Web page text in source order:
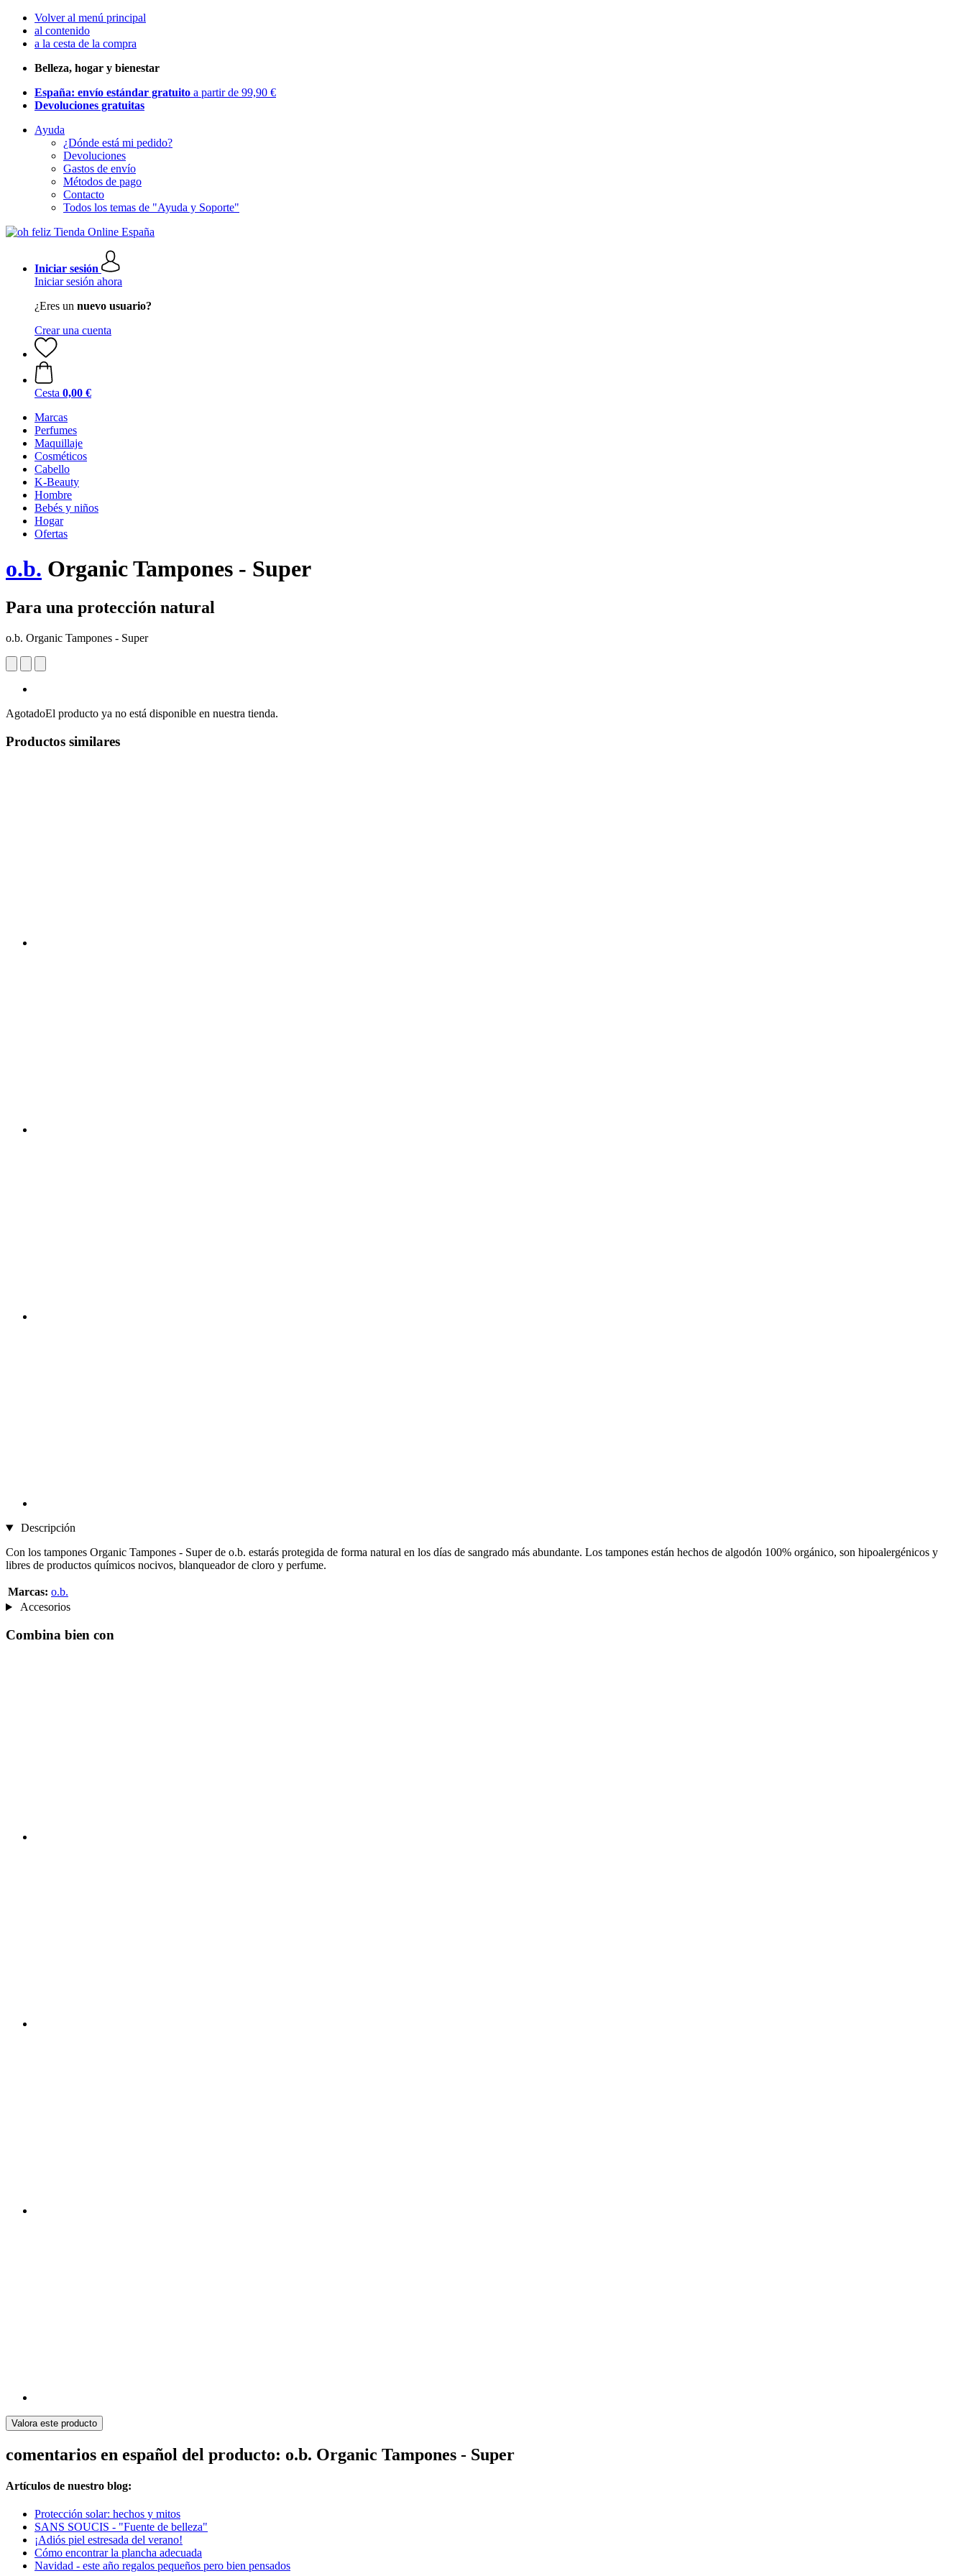
Volver al menú principal
al contenido
a la cesta de la compra
Belleza, hogar y bienestar
España: envío estándar gratuito a partir de 99,90 €
Devoluciones gratuitas
Ayuda
¿Dónde está mi pedido?
Devoluciones
Gastos de envío
Métodos de pago
Contacto
Todos los temas de "Ayuda y Soporte"
Iniciar sesión
Iniciar sesión ahora
¿Eres un nuevo usuario?
Crear una cuenta
Cesta 0,00 €
Marcas
Perfumes
Maquillaje
Cosméticos
Cabello
K-Beauty
Hombre
Bebés y niños
Hogar
Ofertas
o.b. Organic Tampones - Super
Para una protección natural
o.b. Organic Tampones - Super
AgotadoEl producto ya no está disponible en nuestra tienda.
Productos similares
Descripción
Con los tampones Organic Tampones - Super de o.b. estarás protegida de forma natural en los días de sangrado más abundante. Los tampones están hechos de algodón 100% orgánico, son hipoalergénicos y
libres de productos químicos nocivos, blanqueador de cloro y perfume.
Marcas: o.b.
Accesorios
Combina bien con
Valora este producto
comentarios en español del producto: o.b. Organic Tampones - Super
Artículos de nuestro blog:
Protección solar: hechos y mitos
SANS SOUCIS - "Fuente de belleza"
¡Adiós piel estresada del verano!
Cómo encontrar la plancha adecuada
Navidad - este año regalos pequeños pero bien pensados